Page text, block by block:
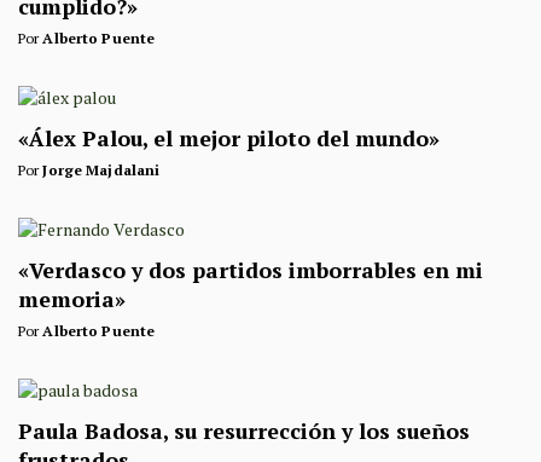
cumplido?»
PorAlberto Puente
«Álex Palou, el mejor piloto del mundo»
PorJorge Majdalani
«Verdasco y dos partidos imborrables en mi
memoria»
Por Alberto Puente
Paula Badosa, su resurrección y los sueños